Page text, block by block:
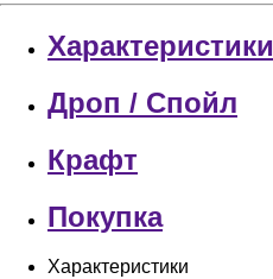
Характеристики
Дроп / Спойл
Крафт
Покупка
Характеристики